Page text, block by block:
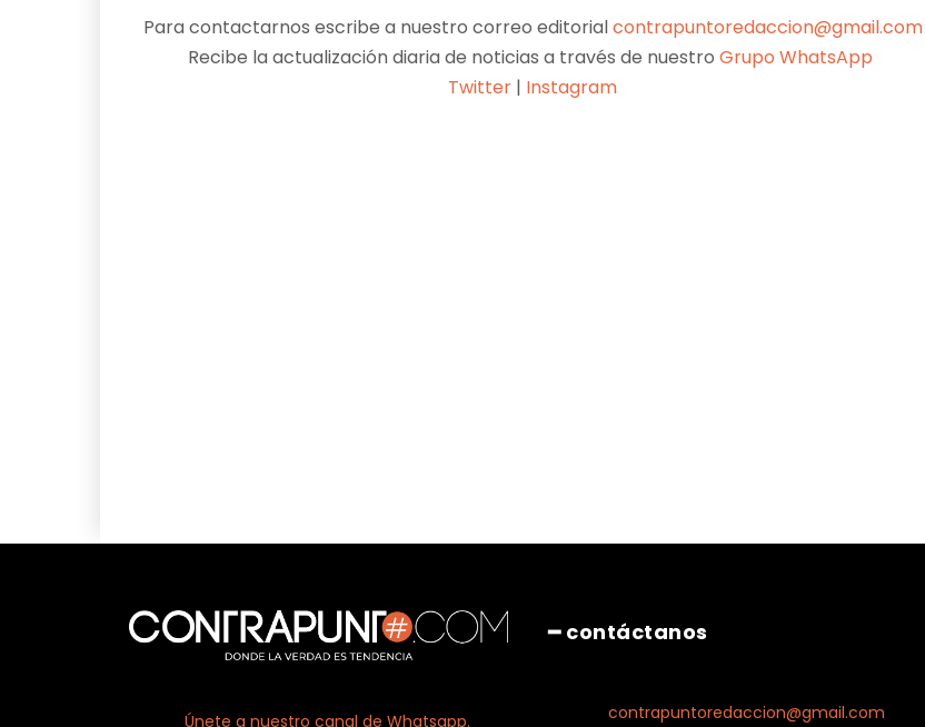
Para contactarnos escribe a nuestro correo editorialcontrapuntoredaccion@gmail.com
Recibe la actualización diaria de noticias a través de nuestroGrupo WhatsApp
Twitter | Instagram
Únete a nuestro canal de Whatsapp.
━ contáctanos
contrapuntoredaccion@gmail.com